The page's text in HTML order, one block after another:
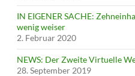
IN EIGENER SACHE:
wenig weiser
2. Februar 2020
NEWS: Der Zweite Virtuelle
28. September 2019